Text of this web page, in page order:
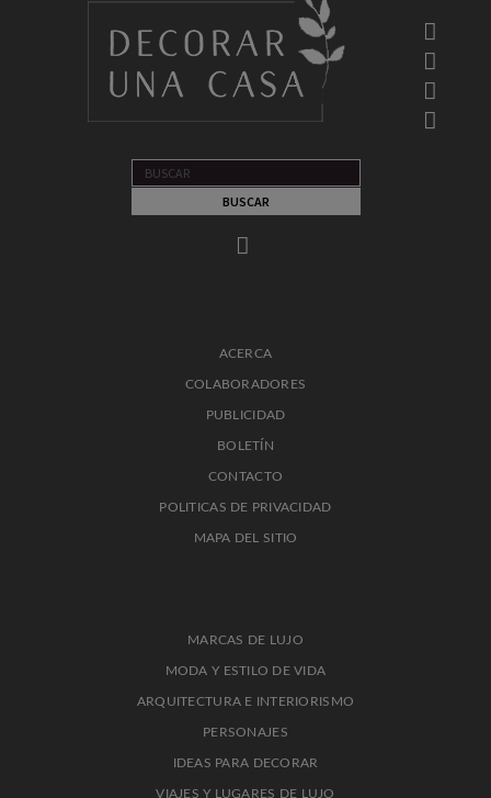
ACERCA
COLABORADORES
PUBLICIDAD
BOLETÍN
CONTACTO
POLITICAS DE PRIVACIDAD
MAPA DEL SITIO
MARCAS DE LUJO
MODA Y ESTILO DE VIDA
ARQUITECTURA E INTERIORISMO
PERSONAJES
IDEAS PARA DECORAR
VIAJES Y LUGARES DE LUJO